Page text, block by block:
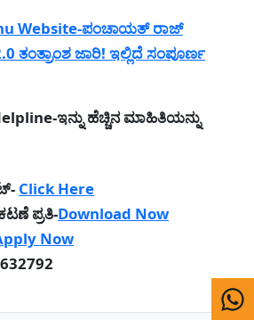
Website-ಪಂಚಾಯತ್ ರಾಜ್
ತಂತ್ರಾಂಶ ಜಾರಿ! ಇಲ್ಲಿದೆ ಸಂಪೂರ್ಣ
ಇನ್ನು ಹೆಚ್ಚಿನ ಮಾಹಿತಿಯನ್ನು
Click Here
ಪ್ರತಿ-Download Now
Now